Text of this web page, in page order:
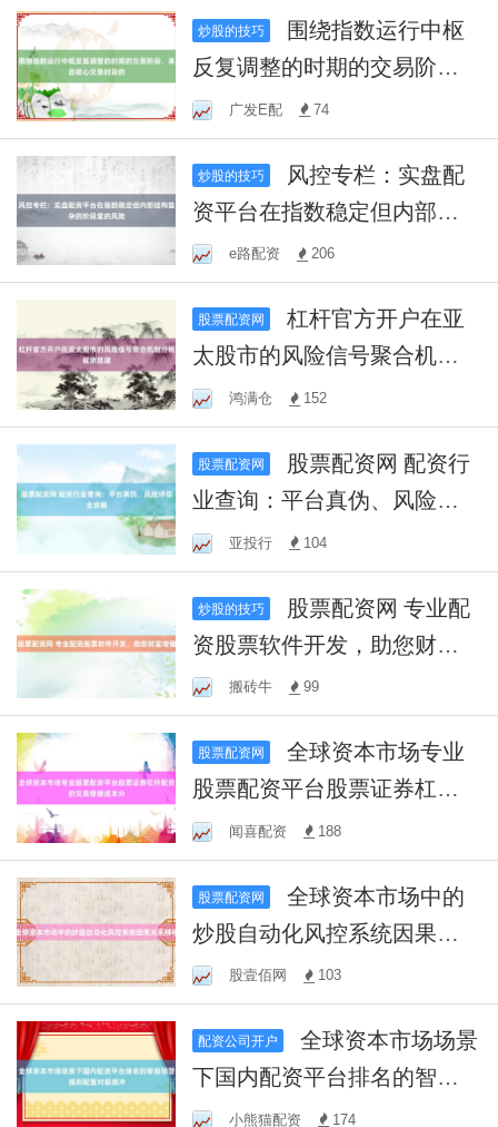
炒股的技巧
反复调整的时期的交易阶
段，来自核心交易时段的
广发E配 74
炒股的技巧
资平台在指数稳定但内部结
构复杂的阶段里的风险
e路配资 206
股票配资网
杠杆官方开户在亚
太股市的风险信号聚合机制
分析框架搭建
鸿满仓 152
股票配资网
业查询：平台真伪、风险评
估全攻略
亚投行 104
炒股的技巧
资股票软件开发，助您财富
增值搬砖牛 99
股票配资网
全球资本市场专业
股票配资平台股票证券杠杆
配资的交易摩擦成本分
闻喜配资 188
股票配资网
全球资本市场中的
炒股自动化风控系统因果关
系辨析股壹佰网 103
配资公司开户
全球资本市场场景
下国内配资平台排名的智能
预警规则配置对极端冲
小熊猫配资 174